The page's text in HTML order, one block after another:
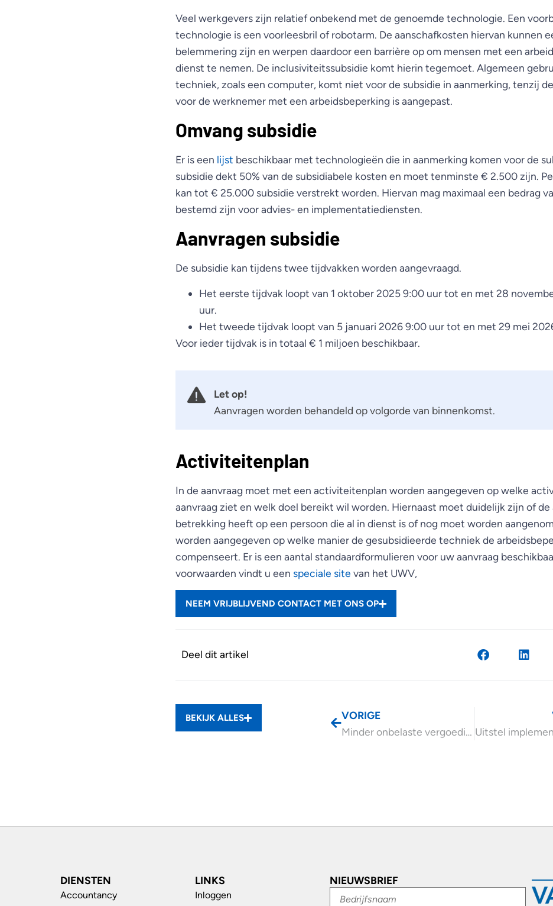
Veel werkgevers zijn relatief onbekend met de genoemde technologie. Een
technologie is een voorleesbril of robotarm. De aanschafkosten hiervan kunnen
belemmering zijn en werpen daardoor een barrière op om mensen met een
dienst te nemen. De inclusiviteitssubsidie komt hierin tegemoet. Algemeen
techniek, zoals een computer, komt niet voor de subsidie in aanmerking, tenzij
voor de werknemer met een arbeidsbeperking is aangepast.
Omvang subsidie
Er is een lijst beschikbaar met technologieën die in aanmerking komen voor de
subsidie dekt 50% van de subsidiabele kosten en moet tenminste € 2.500 zijn.
kan tot € 25.000 subsidie verstrekt worden. Hiervan mag maximaal een bedrag
bestemd zijn voor advies- en implementatiediensten.
Aanvragen subsidie
De subsidie kan tijdens twee tijdvakken worden aangevraagd.
Het eerste tijdvak loopt van 1 oktober 2025 9:00 uur tot en met 28
uur.
Het tweede tijdvak loopt van 5 januari 2026 9:00 uur tot en met 29 mei
Voor ieder tijdvak is in totaal € 1 miljoen beschikbaar.
Let op!
Aanvragen worden behandeld op volgorde van binnenkomst.
Activiteitenplan
In de aanvraag moet met een activiteitenplan worden aangegeven op welke
aanvraag ziet en welk doel bereikt wil worden. Hiernaast moet duidelijk zijn of de
betrekking heeft op een persoon die al in dienst is of nog moet worden
worden aangegeven op welke manier de gesubsidieerde techniek de
compenseert. Er is een aantal standaardformulieren voor uw aanvraag
voorwaarden vindt u een speciale site van het UWV,
NEEM VRIJBLIJVEND CONTACT MET ONS OP
Deel dit artikel
BEKIJK ALLES
VORIGE
Minder onbelaste vergoeding extraterritoriale kosten vanaf 2026
DIENSTEN
Accountancy
LINKS
Inloggen
NIEUWSBRIEF